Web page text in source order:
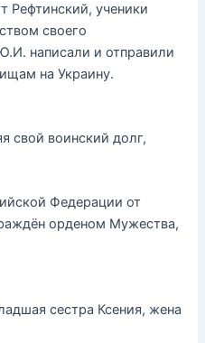
Рефтинский, ученики
своего
написали и отправили
на Украину.
свой воинский долг,
Федерации от
орденом Мужества,
сестра Ксения, жена